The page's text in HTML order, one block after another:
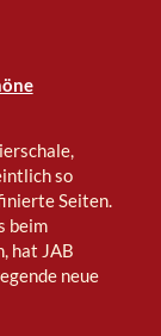
so
Seiten.
beim
hat JAB
neue